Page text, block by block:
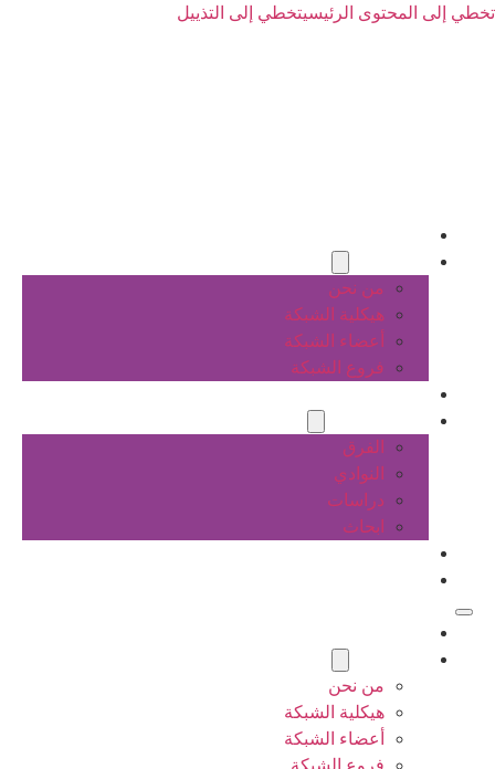
تخطي إلى المحتوى الرئيسيتخطي إلى التذييل
من نحن
هيكلية الشبكة
أعضاء الشبكة
فروع الشبكة
الفرق
النوادي
دراسات
ابحاث
من نحن
هيكلية الشبكة
أعضاء الشبكة